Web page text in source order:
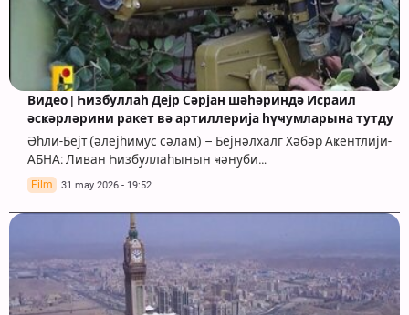
Видео | Һизбуллаһ Дејр Сәрјан шәһәриндә Исраил
әсҝәрләрини ракет вә артиллерија һүҹумларына тутду
Әһли-Бејт (әлејһимус сәлам) – Бејнәлхалг Хәбәр Аҝентлији-
АБНА: Ливан Һизбуллаһынын ҹәнуби…
Film 31 may 2026 - 19:52